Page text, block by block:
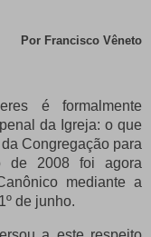
Por Francisco Vêneto
é formalmente
da Igreja: o que
Congregação para
2008 foi agora
mediante a
de junho.